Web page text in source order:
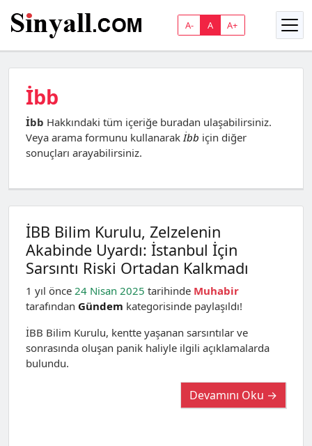
A- A A+
İbb
İbb Hakkındaki tüm içeriğe buradan ulaşabilirsiniz.
Veya arama formunu kullanarakİbb için diğer
sonuçları arayabilirsiniz.
İBB Bilim Kurulu, Zelzelenin
Akabinde Uyardı: İstanbul İçin
Sarsıntı Riski Ortadan Kalkmadı
1 yıl önce 24 Nisan 2025 tarihinde Muhabir
tarafından Gündem kategorisinde paylaşıldı!
İBB Bilim Kurulu, kentte yaşanan sarsıntılar ve
sonrasında oluşan panik haliyle ilgili açıklamalarda
bulundu.
Devamını Oku →